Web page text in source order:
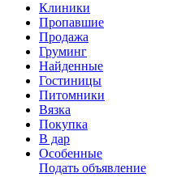
Клиники
Пропавшие
Продажа
Груминг
Найденные
Гостиницы
Питомники
Вязка
Покупка
В дар
Особенные
Подать объявление